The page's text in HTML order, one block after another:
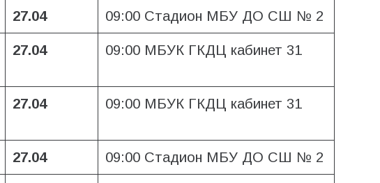
27.04 09:00 Стадион МБУ ДО СШ № 2
27.04 09:00 МБУК ГКДЦ кабинет 31
27.04 09:00 МБУК ГКДЦ кабинет 31
27.04 09:00 Стадион МБУ ДО СШ № 2